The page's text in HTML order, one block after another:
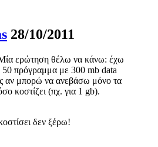
28/10/2011
ερώτηση θέλω να κάνω: έχω
50 πρόγραμμα με 300 mb data
αν μπορώ να ανεβάσω μόνο τα
κοστίζει (πχ. για 1 gb).
δεν ξέρω!